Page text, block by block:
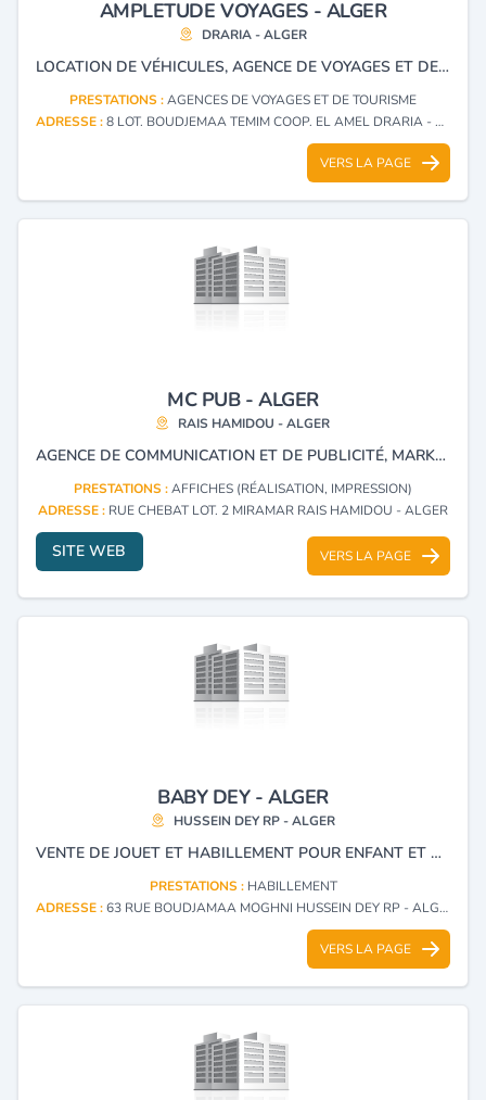
AMPLETUDE VOYAGES - ALGER
DRARIA - ALGER
LOCATION DE VÉHICULES, AGENCE DE VOYAGES ET DE TOURISME, OMRA ET HADJ.
PRESTATIONS :AGENCES DE VOYAGES ET DE TOURISME
ADRESSE :8 LOT. BOUDJEMAA TEMIM COOP. EL AMEL DRARIA - ALGER
VERS LA PAGE
MC PUB - ALGER
RAIS HAMIDOU - ALGER
AGENCE DE COMMUNICATION ET DE PUBLICITÉ, MARKETING, SÉRIGRAPHIE, IMPRESSION NUMÉRIQUE SUR TEXTILE, AFFICHAGE PUBLICITAIRE, CADEAUX DE FIN D'ANNÉE, HÉBERGEMENT ET CRÉATION DES SITES WEB.
PRESTATIONS :AFFICHES (RÉALISATION, IMPRESSION)
ADRESSE : RUE CHEBAT LOT. 2 MIRAMAR RAIS HAMIDOU - ALGER
SITE WEB VERS LA PAGE
BABY DEY - ALGER
HUSSEIN DEY RP - ALGER
VENTE DE JOUET ET HABILLEMENT POUR ENFANT ET BÉBÉ.
PRESTATIONS : HABILLEMENT
ADRESSE :63 RUE BOUDJAMAA MOGHNI HUSSEIN DEY RP - ALGER
VERS LA PAGE